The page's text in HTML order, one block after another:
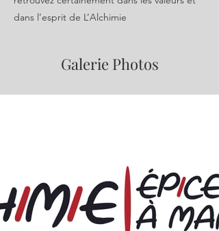
dans l’esprit de L’Alchimie
Galerie Photos